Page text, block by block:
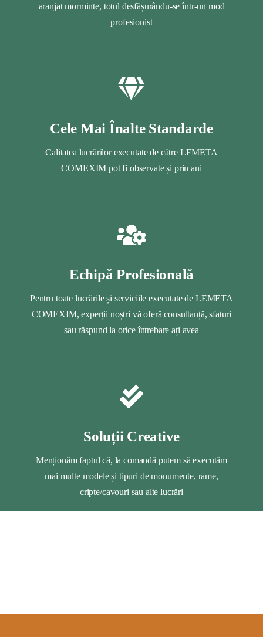
aranjat morminte, totul desfășurându-se într-un mod
profesionist
Cele Mai Înalte Standarde
Calitatea lucrărilor executate de către LEMETA
COMEXIM pot fi observate și prin ani
Echipă Profesională
Pentru toate lucrările și serviciile executate de LEMETA
COMEXIM, experții noștri vă oferă consultanță, sfaturi
sau răspund la orice întrebare ați avea
Soluții Creative
Menționăm faptul că, la comandă putem să executăm
mai multe modele și tipuri de monumente, rame,
cripte/cavouri sau alte lucrări